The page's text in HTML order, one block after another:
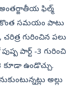
అంతర్జాతీయ ఫిల్మ్‌
కొంత సమయం పాటు
గురించిన పలు
పార్ట్‌ -3 గురించి
కూడా ఉండొచ్చు.
అల్లు